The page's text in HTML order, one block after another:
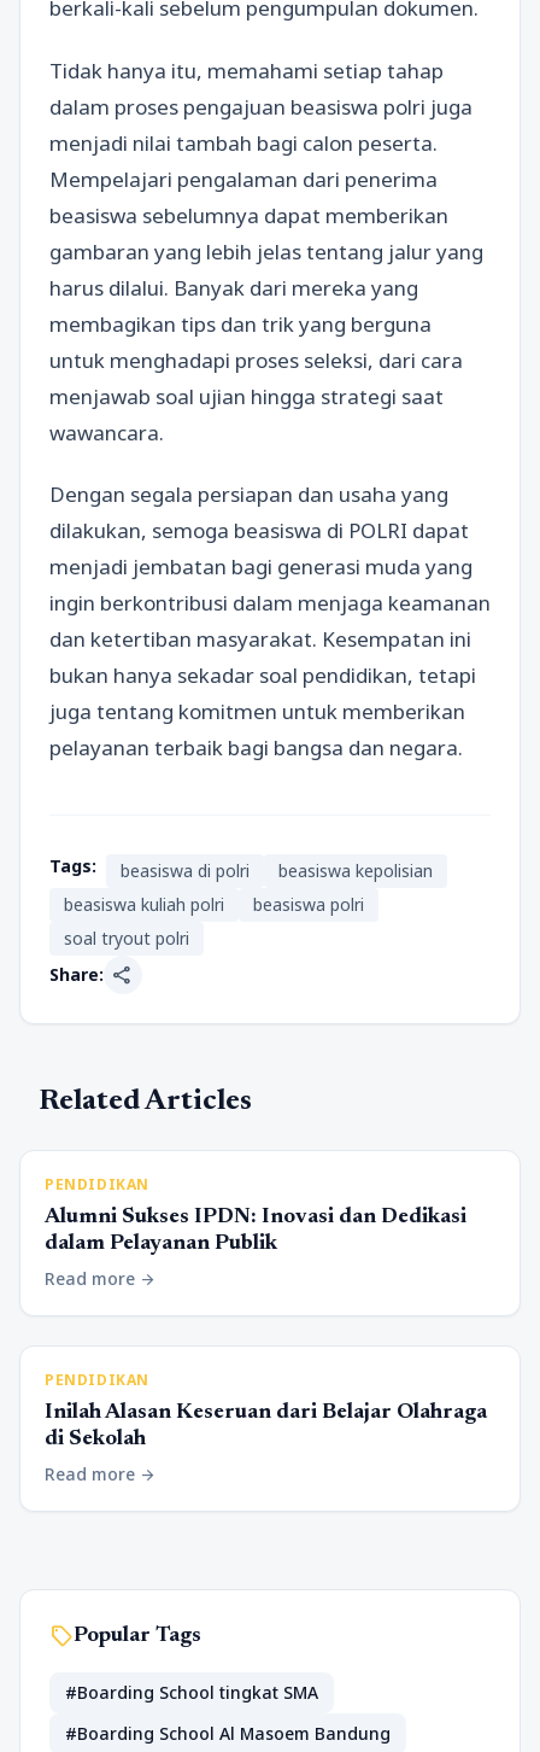
berkali-kali sebelum pengumpulan dokumen.
Tidak hanya itu, memahami setiap tahap
dalam proses pengajuan beasiswa polri juga
menjadi nilai tambah bagi calon peserta.
Mempelajari pengalaman dari penerima
beasiswa sebelumnya dapat memberikan
gambaran yang lebih jelas tentang jalur yang
harus dilalui. Banyak dari mereka yang
membagikan tips dan trik yang berguna
untuk menghadapi proses seleksi, dari cara
menjawab soal ujian hingga strategi saat
wawancara.
Dengan segala persiapan dan usaha yang
dilakukan, semoga beasiswa di POLRI dapat
menjadi jembatan bagi generasi muda yang
ingin berkontribusi dalam menjaga keamanan
dan ketertiban masyarakat. Kesempatan ini
bukan hanya sekadar soal pendidikan, tetapi
juga tentang komitmen untuk memberikan
pelayanan terbaik bagi bangsa dan negara.
Tags: beasiswa di polri
beasiswa kepolisian
beasiswa kuliah polri
beasiswa polri
soal tryout polri
Share: share
Related Articles
PENDIDIKAN
Alumni Sukses IPDN: Inovasi dan Dedikasi
dalam Pelayanan Publik
Read more arrow_forward
PENDIDIKAN
Inilah Alasan Keseruan dari Belajar Olahraga
di Sekolah
Read more arrow_forward
sellPopular Tags
#Boarding School tingkat SMA
#Boarding School Al Masoem Bandung